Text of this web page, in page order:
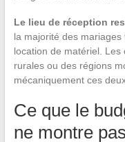
Le lieu de réception
la majorité des
location de matériel.
rurales ou des régions
mécaniquement ces
Ce que le
ne montre pas